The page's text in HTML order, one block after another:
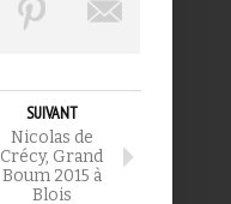
SUIVANT
Nicolas de
Crécy, Grand
Boum 2015 à
Blois